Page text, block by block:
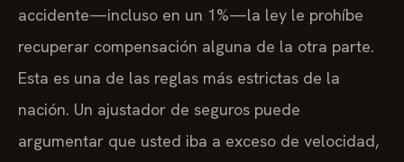
accidente—incluso en un 1%—la ley le prohíbe
recuperar compensación alguna de la otra parte.
Esta es una de las reglas más estrictas de la
nación. Un ajustador de seguros puede
argumentar que usted iba a exceso de velocidad,